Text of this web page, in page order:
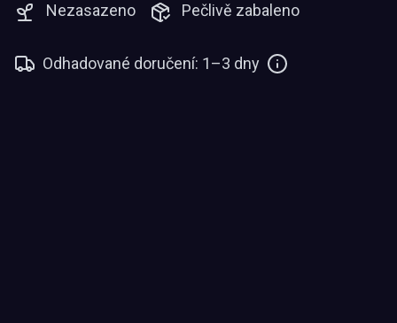
Nezasazeno
Pečlivě zabaleno
Odhadované doručení: 1–3 dny